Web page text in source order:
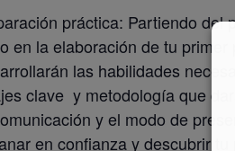
práctica: Partiendo del
en la elaboración de tu primer
las habilidades
clave y metodología que
y el modo de
en confianza y descubrir